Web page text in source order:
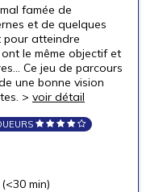
famée de
et de quelques
pour atteindre
le même objectif et
Ce jeu de parcours
une bonne vision
> voir détail
min)